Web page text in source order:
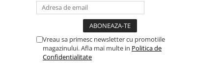
iPhone 13 Pro Max
iPhone 13
iPhone 13 mini
Vreau sa primesc newsletter cu promotiile
magazinului. Afla mai multe in Politica de
Confidentialitate